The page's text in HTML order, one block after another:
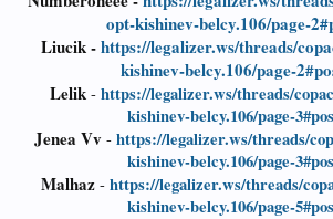
opt-kishinev-belcy.106/page-
Liucik -https://legalizer.ws/threads/
kishinev-belcy.106/page-
Lelik- https://legalizer.ws/threads/
kishinev-belcy.106/page-
Jenea Vv- https://legalizer.ws/threads/
kishinev-belcy.106/page-
Malhaz- https://legalizer.ws/threads/
kishinev-belcy.106/page-